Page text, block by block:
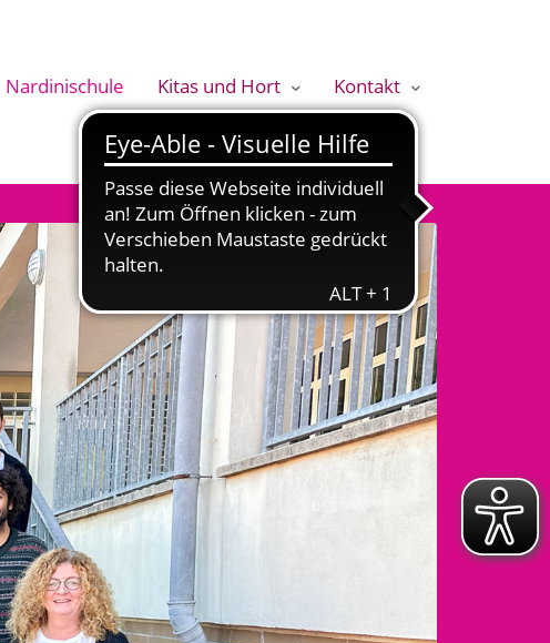
Nardinischule Kitas und Hort Kontakt